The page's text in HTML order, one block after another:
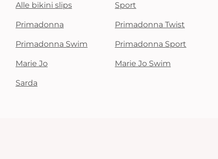
Alle bikini slips Sport
Primadonna Primadonna Twist
Primadonna Swim Primadonna Sport
Marie Jo Marie Jo Swim
Sarda